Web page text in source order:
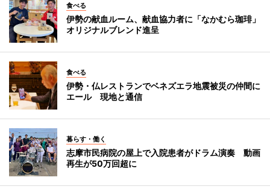
食べる
伊勢の献血ルーム、献血協力者に「なかむら珈琲」
オリジナルブレンド進呈
食べる
伊勢・仏レストランでベネズエラ地震被災の仲間に
エール 現地と通信
暮らす・働く
志摩市民病院の屋上で入院患者がドラム演奏 動画
再生が50万回超に